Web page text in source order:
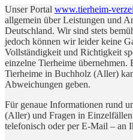
Unser Portal www.tierheim-
allgemein über Leistungen und
Deutschland. Wir sind stets
jedoch können wir leider keine
Vollständigkeit und Richtigkeit
einzelne Tierheime
Tierheime in Buchholz (Aller)
Abweichungen geben.
Für genaue Informationen rund
(Aller) und Fragen in
telefonisch oder per E-Mail – an